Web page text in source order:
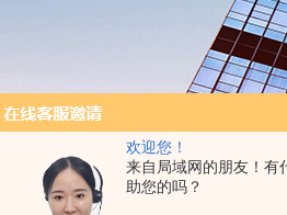
欢迎您！
来自局域网的朋友！有
助您的吗？